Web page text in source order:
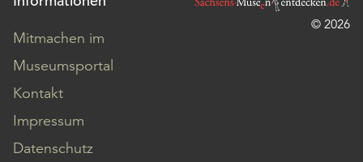
Mitmachen im
Museumsportal
Kontakt
Impressum
Datenschutz
© 2026